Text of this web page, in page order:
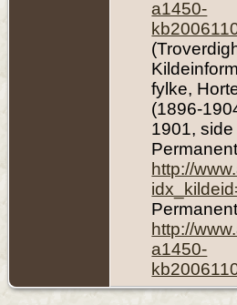
a1450-
fylke,
(1896-
1901, side
http://
http://
a1450-